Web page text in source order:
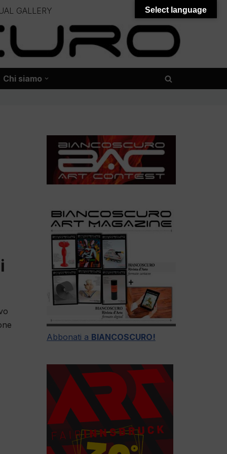
GALLERY
–
– – – – – – – – – – – – – – –
Chi siamo
Abbonati a BIANCOSCURO!
Select language